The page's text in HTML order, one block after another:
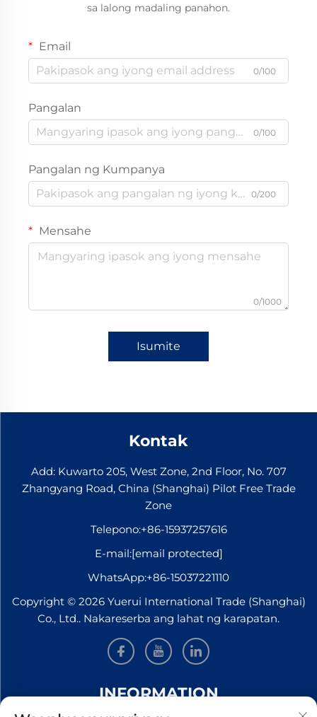
sa lalong madaling panahon.
Email
0/100
Pangalan
0/100
Pangalan ng Kumpanya
0/200
Mensahe
0/1000
Isumite
Kontak
Add: Kuwarto 205, West Zone, 2nd Floor, No. 707
Zhangyang Road, China (Shanghai) Pilot Free Trade
Zone
Telepono:+86-15937257616
E-mail:[email protected]
WhatsApp:+86-15037221110
Copyright © 2026 Yuerui International Trade (Shanghai)
Co., Ltd.. Nakareserba ang lahat ng karapatan.
INFORMATION